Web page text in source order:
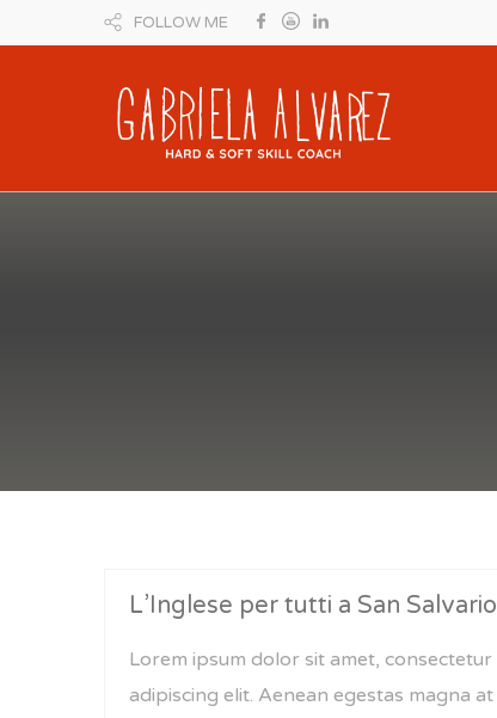
FOLLOW ME
L’Inglese per tutti a San Salvario
Lorem ipsum dolor sit amet, consectetur
adipiscing elit. Aenean egestas magna at